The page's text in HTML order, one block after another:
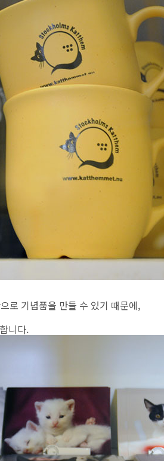
로 기념품을 만들 수 있기 때문에,
니다.